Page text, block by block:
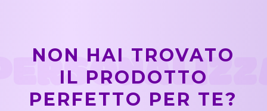
NON HAI TROVATO
IL PRODOTTO
PERFETTO PER TE?